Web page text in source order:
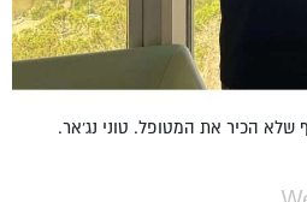
הכיר את המטופל. טוני נג'אר.